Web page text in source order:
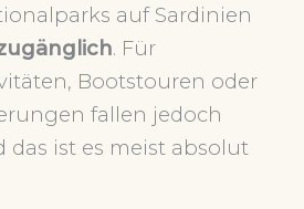
auf Sardinien
. Für
Bootstouren oder
fallen jedoch
das ist es meist absolut